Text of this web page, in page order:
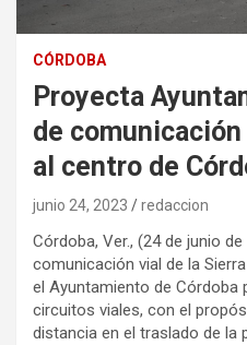
CÓRDOBA
Proyecta
de
al centro de
junio 24, 2023 redaccion
Córdoba, Ver., (24 de junio
comunicación vial de la
el Ayuntamiento de Córdoba
circuitos viales, con el
distancia en el traslado de la